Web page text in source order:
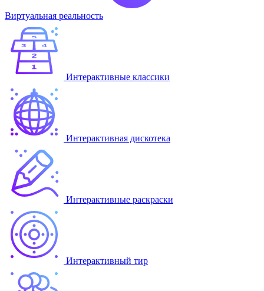
Виртуальная реальность
Интерактивные классики
Интерактивная дискотека
Интерактивные раскраски
Интерактивный тир